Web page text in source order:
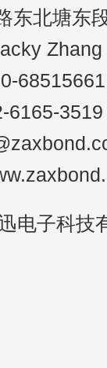
东北塘东
Zhang
68515661
6165-3519
电子科技